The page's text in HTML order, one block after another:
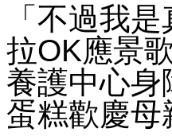
「不過我
拉OK應景
養護中心
蛋糕歡慶母